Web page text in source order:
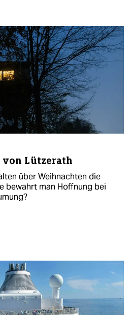
Lützerath
über Weihnachten die
bewahrt man Hoffnung bei